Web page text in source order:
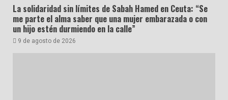
La solidaridad sin límites de Sabah Hamed en Ceuta: “Se
me parte el alma saber que una mujer embarazada o con
un hijo estén durmiendo en la calle”
9 de agosto de 2026